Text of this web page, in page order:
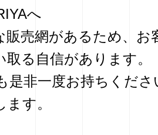
へ
販売網があるため、お
る自信があります。
是非一度お持ちくださ
す。